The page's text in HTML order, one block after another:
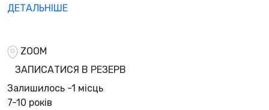
ДЕТАЛЬНІШЕ
ZOOM
ЗАПИСАТИСЯ В РЕЗЕРВ
Залишилось -1 місць
7-10 років